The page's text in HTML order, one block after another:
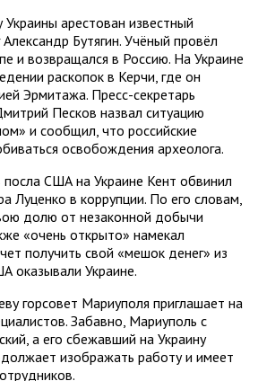
арестован известный
Бутягин. Учёный провёл
и возвращался в Россию. На Украине
раскопок в Керчи, где он
Эрмитажа. Пресс-секретарь
Песков назвал ситуацию
и сообщил, что российские
освобождения археолога.
США на Украине Кент обвинил
Луценко в коррупции. По его словам,
долю от незаконной добычи
«очень открыто» намекал
получить свой «мешок денег» из
оказывали Украине.
горсовет Мариуполя приглашает на
Забавно, Мариуполь с
а его сбежавший на Украину
изображать работу и имеет